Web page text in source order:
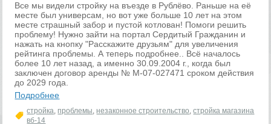
Все мы видели стройку на въезде в Рублёво. Раньше на её
месте был универсам, но вот уже больше 10 лет на этом
месте страшный забор и пустой котлован! Помоги решить
проблему! Нужно зайти на портал Сердитый Гражданин и
нажать на кнопку "Расскажите друзьям" для увеличения
рейтинга проблемы. А теперь подробнее.. Всё началось
более 10 лет назад, а именно 30.09.2004 г., когда был
заключен договор аренды № М-07-027471 сроком действия
до 2029 года.
Подробнее
стройка, проблемы, незаконное строительство,стройка магазина
вб-14